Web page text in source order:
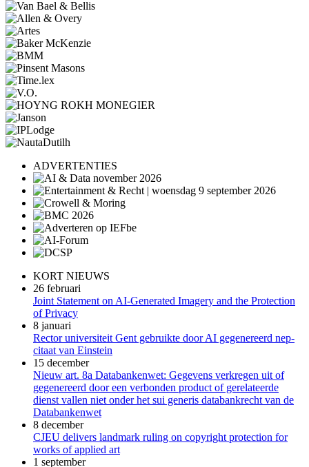
ADVERTENTIES
KORT NIEUWS
26 februari
Joint Statement on AI-Generated Imagery and the Protection
of Privacy
8 januari
Rector universiteit Gent gebruikte door AI gegenereerd nep-
citaat van Einstein
15 december
Nieuw art. 8a Databankenwet: Gegevens verkregen uit of
gegenereerd door een verbonden product of gerelateerde
dienst vallen niet onder het sui generis databankrecht van de
Databankenwet
8 december
CJEU delivers landmark ruling on copyright protection for
works of applied art
1 september